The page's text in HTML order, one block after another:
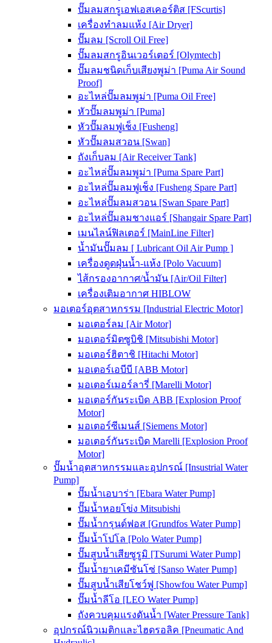
ปั๊มลมสกรูเอฟเอสเคอร์ติส [FScurtis]
เครื่องทำลมแห้ง [Air Dryer]
ปั๊มลม [Scroll Oil Free]
ปั๊มลมสกรูอินเวอร์เตอร์ [Olymtech]
ปั๊มลมชนิดเก็บเสียงพูม่า [Puma Air Sound
Proof]
อะไหล่ปั๊มลมพูม่า [Puma Oil Free]
หัวปั๊มลมพูม่า [Puma]
หัวปั๊มลมฟูเช็ง [Fusheng]
หัวปั๊มลมสวอน [Swan]
ถังเก็บลม [Air Receiver Tank]
อะไหล่ปั๊มลมพูม่า [Puma Spare Part]
อะไหล่ปั๊มลมฟูเช็ง [Fusheng Spare Part]
อะไหล่ปั๊มลมสวอน [Swan Spare Part]
อะไหล่ปั๊มลมชางแอร์ [Shangair Spare Part]
เมนไลน์ฟิลเตอร์ [MainLine Filter]
น้ำมันปั๊มลม [ Lubricant Oil Air Pump ]
เครื่องดูดฝุ่นน้ำ-แห้ง [Polo Vacuum]
ไส้กรองอากาศ/น้ำมัน [Air/Oil Filter]
เครื่องเติมอากาศ HIBLOW
มอเตอร์อุตสาหกรรม [Industrial Electric Motor]
มอเตอร์ลม [Air Motor]
มอเตอร์มิตซูบิชิ [Mitsubishi Motor]
มอเตอร์ฮิตาชิ [Hitachi Motor]
มอเตอร์เอบีบี [ABB Motor]
มอเตอร์เมอร์ลารี่ [Marelli Motor]
มอเตอร์กันระเบิด ABB [Explosion Proof
Motor]
มอเตอร์ซีเมนส์ [Siemens Motor]
มอเตอร์กันระเบิด Marelli [Explosion Proof
Motor]
ปั๊มน้ำอุตสาหกรรมและอุปกรณ์ [Insustrial Water
Pump]
ปั๊มน้ำเอบาร่า [Ebara Water Pump]
ปั๊มน้ำหอยโข่ง Mitsubishi
ปั๊มน้ำกรุนด์ฟอส [Grundfos Water Pump]
ปั๊มน้ำโปโล [Polo Water Pump]
ปั๊มสูบน้ำเสียซูรูมิ [TSurumi Water Pump]
ปั๊มน้ำยาเคมีซันโซ่ [Sanso Water Pump]
ปั๊มสูบน้ำเสียโชว์ฟู [Showfou Water Pump]
ปั๊มน้ำลีโอ [LEO Water Pump]
ถังควบคุมแรงดันน้ำ [Water Pressure Tank]
อุปกรณ์นิวเมติกและไฮดรอลิค [Pneumatic And